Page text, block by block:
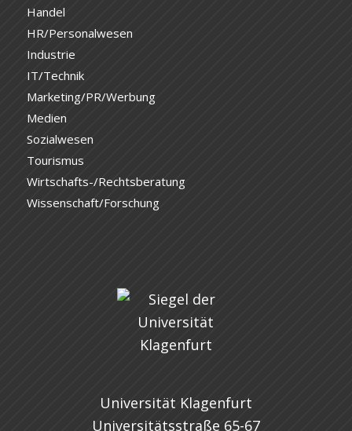
Handel
HR/Personalwesen
Industrie
IT/Technik
Marketing/PR/Werbung
Medien
Sozialwesen
Tourismus
Wirtschafts-/Rechtsberatung
Wissenschaft/Forschung
Universität Klagenfurt
Universitätsstraße 65-67